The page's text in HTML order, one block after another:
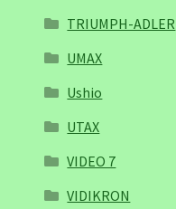
TRIUMPH-ADLER
UMAX
Ushio
UTAX
VIDEO 7
VIDIKRON